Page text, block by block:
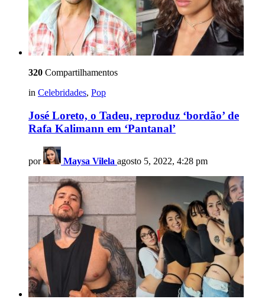
320 Compartilhamentos
in Celebridades, Pop
José Loreto, o Tadeu, reproduz ‘bordão’ de
Rafa Kalimann em ‘Pantanal’
por Maysa Vilela agosto 5, 2022, 4:28 pm